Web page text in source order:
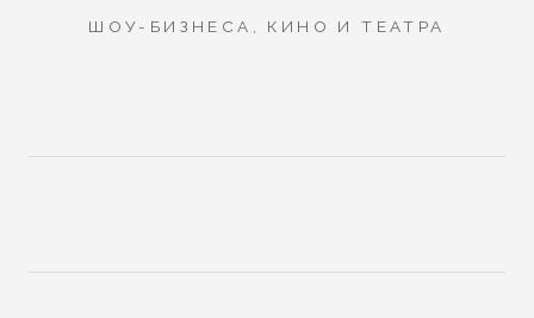
ШОУ-БИЗНЕСА, КИНО И ТЕАТРА